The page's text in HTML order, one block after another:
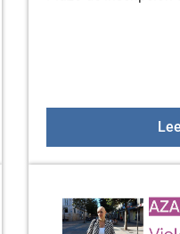
Internacional Contra la